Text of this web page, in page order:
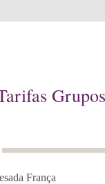
Grupos
França